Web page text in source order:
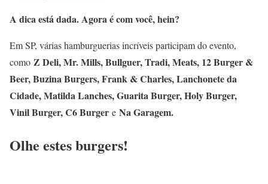
A dica está dada. Agora é com você, hein?
Em SP, várias hamburguerias incríveis participam do evento,
como Z Deli, Mr. Mills, Bullguer, Tradi, Meats, 12 Burger &
Beer, Buzina Burgers, Frank & Charles, Lanchonete da
Cidade, Matilda Lanches, Guarita Burger, Holy Burger,
Vinil Burger, C6 Burger e Na Garagem.
Olhe estes burgers!